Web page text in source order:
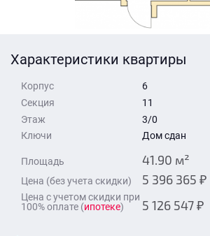
Характеристики квартиры
Корпус
6
Секция
11
Этаж
3/0
Ключи
Дом сдан
Площадь 41.90 м²
Цена (без учета скидки) 5 396 365 ₽
Цена с учетом скидки при
100% оплате (ипотеке) 5 126 547 ₽
Отправить
Отправить